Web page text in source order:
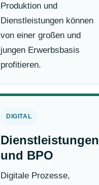
Produktion und
Dienstleistungen können
von einer großen und
jungen Erwerbsbasis
profitieren.
DIGITAL
Dienstleistungen
und BPO
Digitale Prozesse,